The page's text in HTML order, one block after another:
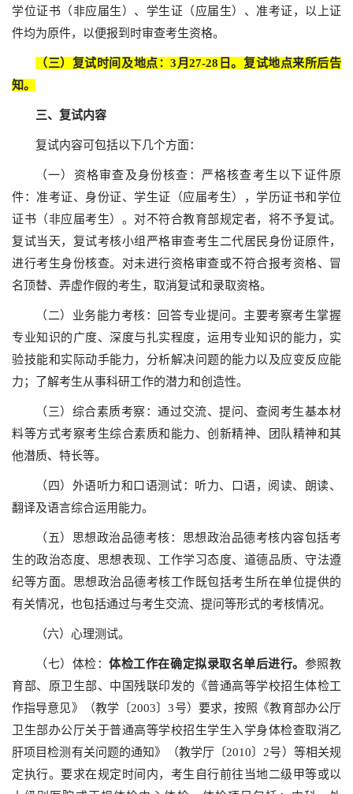
学位证书（非应届生）、学生证（应届生）、准考证，以上证
件均为原件，以便报到时审查考生资格。
（三）复试时间及地点：3月27-28日。复试地点来所后告
知。
三、复试内容
复试内容可包括以下几个方面：
（一）资格审查及身份核查：严格核查考生以下证件原
件：准考证、身份证、学生证（应届考生），学历证书和学位
证书（非应届考生）。对不符合教育部规定者，将不予复试。
复试当天，复试考核小组严格审查考生二代居民身份证原件，
进行考生身份核查。对未进行资格审查或不符合报考资格、冒
名顶替、弄虚作假的考生，取消复试和录取资格。
（二）业务能力考核：回答专业提问。主要考察考生掌握
专业知识的广度、深度与扎实程度，运用专业知识的能力，实
验技能和实际动手能力，分析解决问题的能力以及应变反应能
力；了解考生从事科研工作的潜力和创造性。
（三）综合素质考察：通过交流、提问、查阅考生基本材
料等方式考察考生综合素质和能力、创新精神、团队精神和其
他潜质、特长等。
（四）外语听力和口语测试：听力、口语，阅读、朗读、
翻译及语言综合运用能力。
（五）思想政治品德考核：思想政治品德考核内容包括考
生的政治态度、思想表现、工作学习态度、道德品质、守法遵
纪等方面。思想政治品德考核工作既包括考生所在单位提供的
有关情况，也包括通过与考生交流、提问等形式的考核情况。
（六）心理测试。
（七）体检：体检工作在确定拟录取名单后进行。 参照教
育部、原卫生部、中国残联印发的《普通高等学校招生体检工
作指导意见》（教学〔2003〕3号）要求，按照《教育部办公厅
卫生部办公厅关于普通高等学校招生学生入学身体检查取消乙
肝项目检测有关问题的通知》（教学厅〔2010〕2号）等相关规
定执行。要求在规定时间内，考生自行前往当地二级甲等或以